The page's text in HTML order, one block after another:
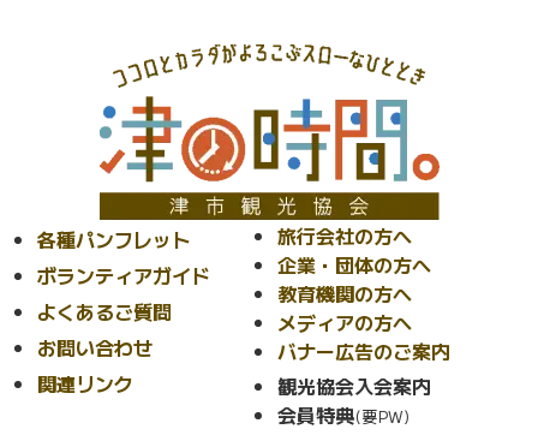
各種パンフレット
ボランティアガイド
よくあるご質問
お問い合わせ
関連リンク
旅行会社の方へ
企業・団体の方へ
教育機関の方へ
メディアの方へ
バナー広告のご案内
観光協会入会案内
会員特典